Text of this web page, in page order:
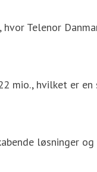
Telenor
mio., hvilket er
løsninger